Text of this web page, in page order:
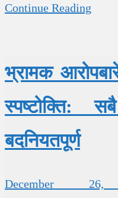
Continue Reading
भ्रामक
स्पष्टोक्ति:
बदनियतपूर्ण
December